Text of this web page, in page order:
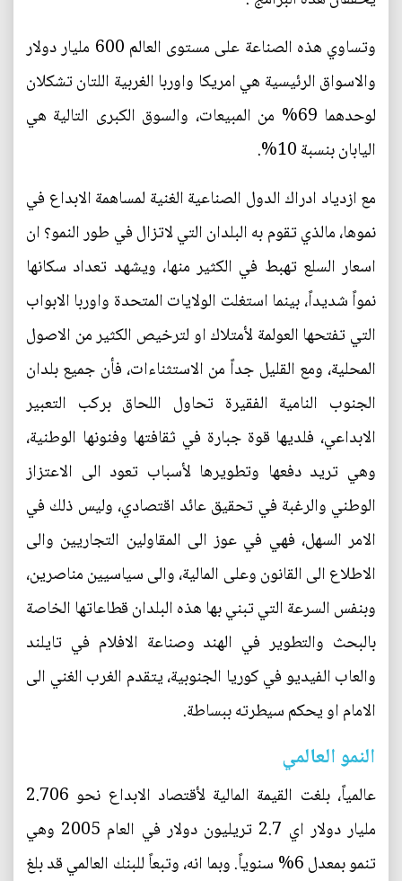
وتساوي هذه الصناعة على مستوى العالم 600 مليار دولار
والاسواق الرئيسية هي امريكا واوربا الغربية اللتان تشكلان
لوحدهما 69% من المبيعات، والسوق الكبرى التالية هي
اليابان بنسبة 10%.
مع ازدياد ادراك الدول الصناعية الغنية لمساهمة الابداع في
نموها، مالذي تقوم به البلدان التي لاتزال في طور النمو؟ ان
اسعار السلع تهبط في الكثير منها، ويشهد تعداد سكانها
نمواً شديداً، بينما استغلت الولايات المتحدة واوربا الابواب
التي تفتحها العولمة لأمتلاك او لترخيص الكثير من الاصول
المحلية، ومع القليل جداً من الاستثناءات، فأن جميع بلدان
الجنوب النامية الفقيرة تحاول اللحاق بركب التعبير
الابداعي، فلديها قوة جبارة في ثقافتها وفنونها الوطنية،
وهي تريد دفعها وتطويرها لأسباب تعود الى الاعتزاز
الوطني والرغبة في تحقيق عائد اقتصادي، وليس ذلك في
الامر السهل، فهي في عوز الى المقاولين التجاريين والى
الاطلاع الى القانون وعلى المالية، والى سياسيين مناصرين،
وبنفس السرعة التي تبني بها هذه البلدان قطاعاتها الخاصة
بالبحث والتطوير في الهند وصناعة الافلام في تايلند
والعاب الفيديو في كوريا الجنوبية، يتقدم الغرب الغني الى
الامام او يحكم سيطرته ببساطة.
النمو العالمي
عالمياً، بلغت القيمة المالية لأقتصاد الابداع نحو 2.706
مليار دولار اي 2.7 تريليون دولار في العام 2005 وهي
تنمو بمعدل 6% سنوياً. وبما انه، وتبعاً للبنك العالمي قد بلغ